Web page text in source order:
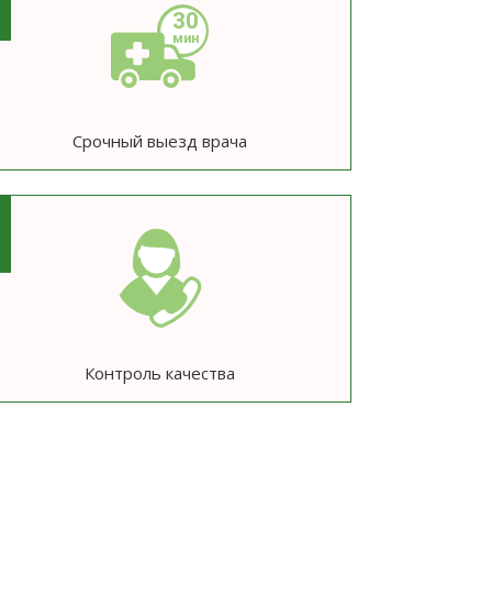
Срочный выезд врача
Контроль качества